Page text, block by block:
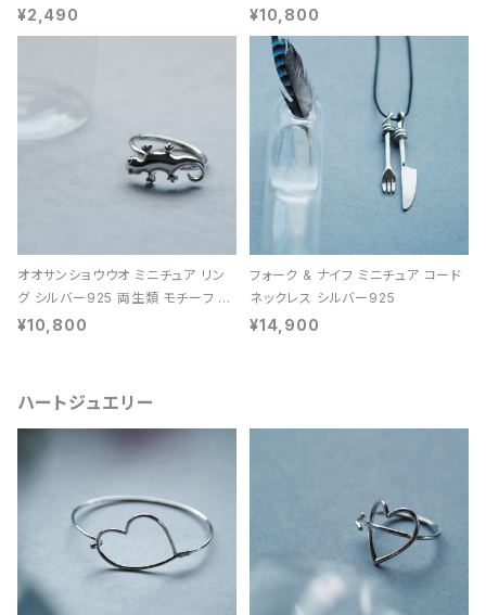
レディース ユニセックス
¥2,490
ン 天然石 レディース
¥10,800
オオサンショウウオ ミニチュア リン
グ シルバー925 両生類 モチーフ レ
ディース ユニセックス
¥10,800
フォーク & ナイフ ミニチュア コード
ネックレス シルバー925
¥14,900
ハートジュエリー